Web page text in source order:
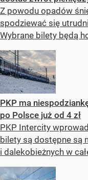
Z powodu opadów
spodziewać się
Wybrane bilety będą
PKP ma
po Polsce już od 4 zł
PKP Intercity
bilety są dostępne są
i dalekobieżnych w